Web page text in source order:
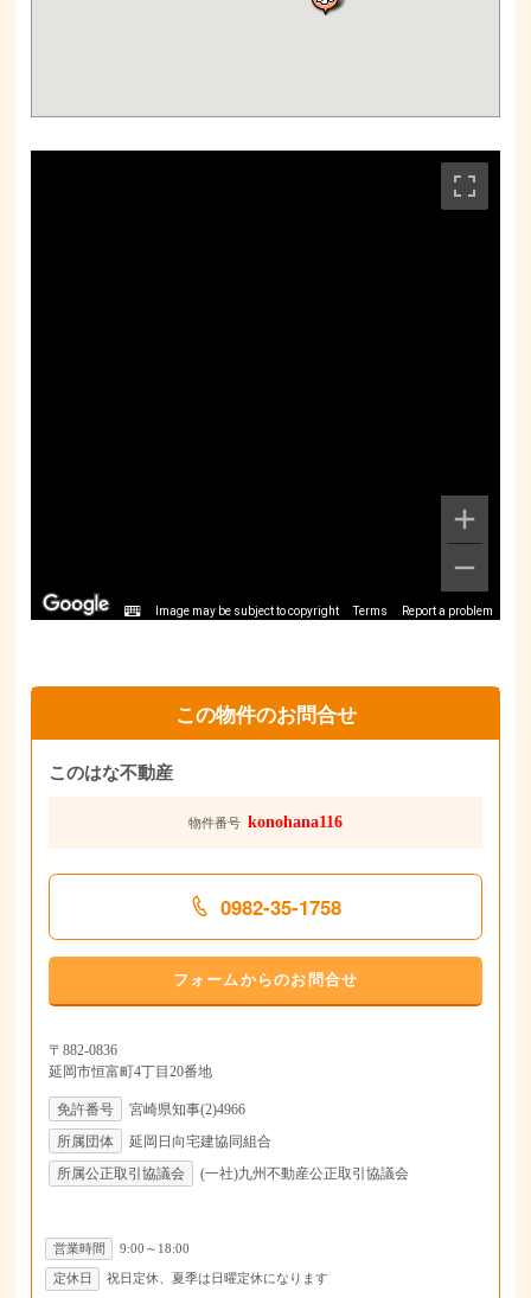
Image may be subject to copyright Terms Report a problem
この物件のお問合せ
このはな不動産
物件番号 konohana116
0982-35-1758
フォームからのお問合せ
〒882-0836
延岡市恒富町4丁目20番地
免許番号
宮崎県知事(2)4966
所属団体
延岡日向宅建協同組合
所属公正取引協議会
(一社)九州不動産公正取引協議会
営業時間 9:00～18:00
定休日 祝日定休、夏季は日曜定休になります